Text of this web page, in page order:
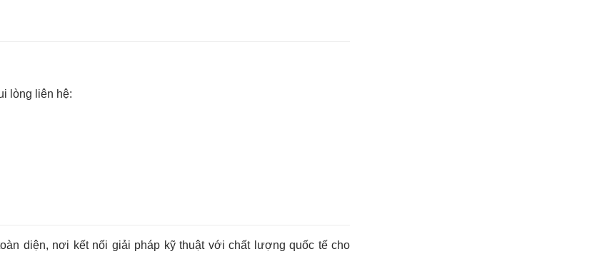
lòng liên hệ:
diện, nơi kết nối giải pháp kỹ thuật với chất lượng quốc tế cho